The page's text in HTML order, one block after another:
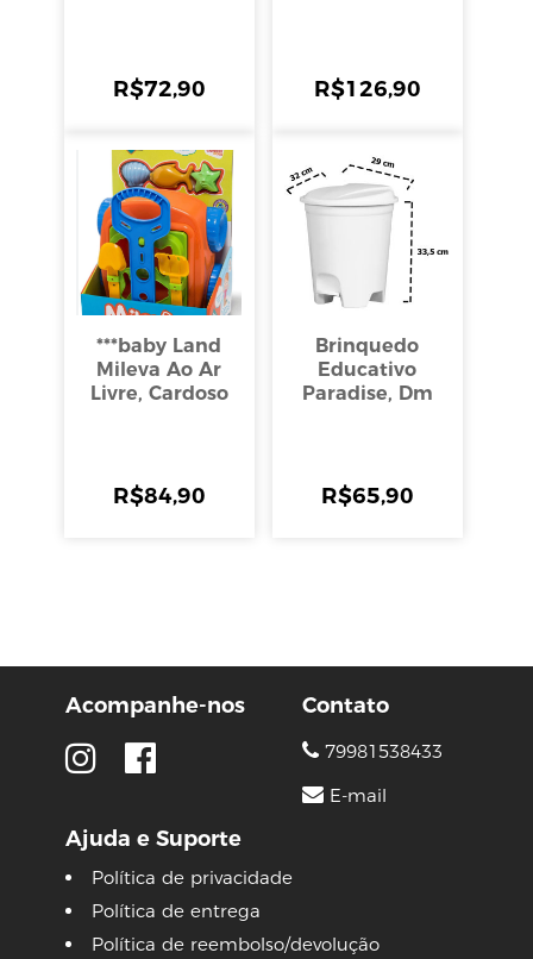
R$72,90 R$126,90
***baby Land
Mileva Ao Ar
Livre, Cardoso
R$84,90
Brinquedo
Educativo
Paradise, Dm
R$65,90
Acompanhe-nos
Ajuda e Suporte
Política de privacidade
Política de entrega
Política de reembolso/devolução
Contato
79981538433
E-mail